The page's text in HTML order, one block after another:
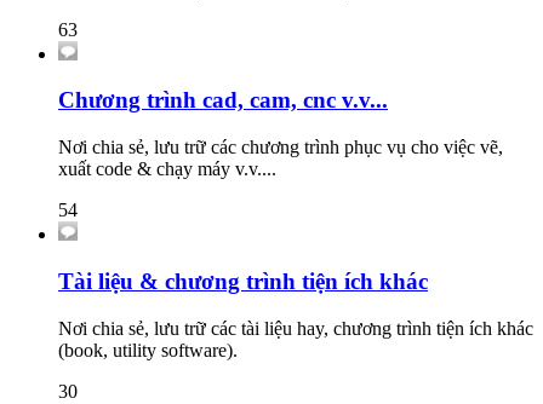
63
Chương trình cad, cam, cnc v.v...
Nơi chia sẻ, lưu trữ các chương trình phục vụ cho việc vẽ,
xuất code & chạy máy v.v....
54
Tài liệu & chương trình tiện ích khác
Nơi chia sẻ, lưu trữ các tài liệu hay, chương trình tiện ích khác
(book, utility software).
30